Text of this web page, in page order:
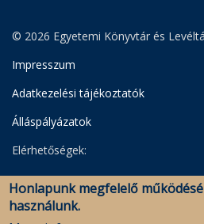
© 2026 Egyetemi Könyvtár és
Impresszum
Adatkezelési tájékoztatók
Álláspályázatok
Elérhetőségek:
Egyetemi Könyvtár
Levéltár
Savaria Könyvtár és Levéltár
Honlapunk megfelelő
használunk.